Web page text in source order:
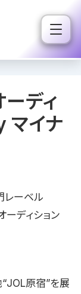
ーディ
マイナ
レーベル
ーディション
“JOL原宿”を展